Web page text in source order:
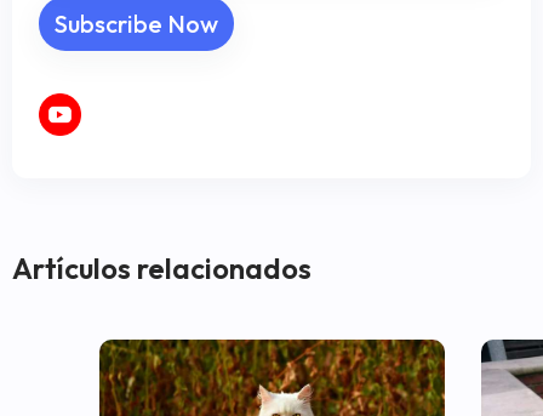
Artículos relacionados